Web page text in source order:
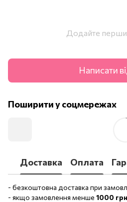
Додайте
Написати
Поширити у соцмережах
Доставка Оплата
- безкоштовна доставка при
- якщо замовлення менше 1000 грн